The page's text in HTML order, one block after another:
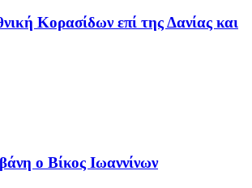
Κορασίδων επί της Δανίας και
ο Βίκος Ιωαννίνων